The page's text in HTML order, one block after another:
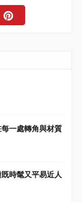
每一處轉角與材質
既時髦又平易近人